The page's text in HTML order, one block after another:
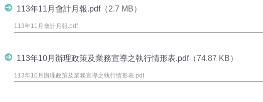
113年11月會計月報.pdf（2.7 MB）
113年11月會計月報.pdf
113年10月辦理政策及業務宣導之執行情形表.pdf（74.87 KB）
113年10月辦理政策及業務宣導之執行情形表.pdf